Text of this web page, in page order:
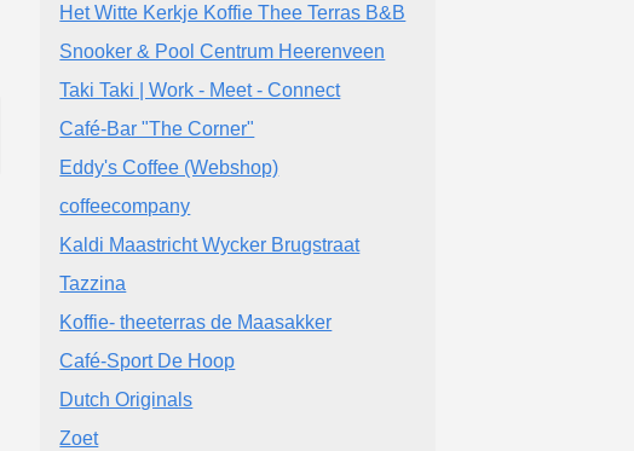
Het Witte Kerkje Koffie Thee Terras B&B
Snooker & Pool Centrum Heerenveen
Taki Taki | Work - Meet - Connect
Café-Bar "The Corner"
Eddy's Coffee (Webshop)
coffeecompany
Kaldi Maastricht Wycker Brugstraat
Tazzina
Koffie- theeterras de Maasakker
Café-Sport De Hoop
Dutch Originals
Zoet